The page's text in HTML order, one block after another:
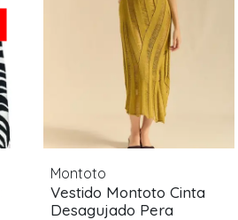
Montoto
Vestido Montoto Cinta
Desagujado Pera